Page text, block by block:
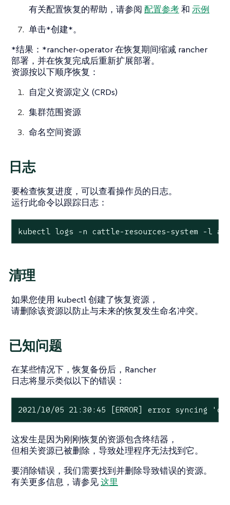
有关配置恢复的帮助，请参阅 配置参考和 示例
单击*创建*。
*结果：*rancher-operator 在恢复期间缩减 rancher
部署，并在恢复完成后重新扩展部署。
资源按以下顺序恢复：
自定义资源定义 (CRDs)
集群范围资源
命名空间资源
日志
要检查恢复进度，可以查看操作员的日志。
运行此命令以跟踪日志：
kubectl logs -n cattle-resources-system -l
清理
如果您使用 kubectl 创建了恢复资源，
请删除该资源以防止与未来的恢复发生命名冲突。
已知问题
在某些情况下，恢复备份后，Rancher
日志将显示类似以下的错误：
2021/10/05 21:30:45 [ERROR] error syncing
这发生是因为刚刚恢复的资源包含终结器，
但相关资源已被删除，导致处理程序无法找到它。
要消除错误，我们需要找到并删除导致错误的资源。
有关更多信息，请参见这里